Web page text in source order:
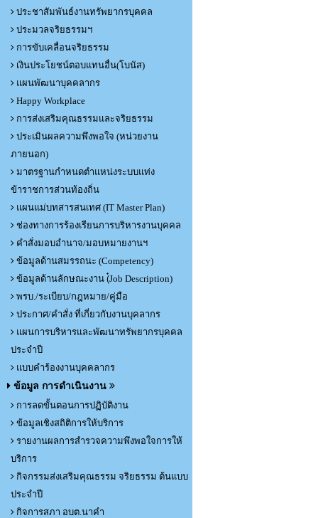
ประชาสัมพันธ์งานทรัพยากรบุคคล
ประมวลจริยธรรมฯ
การขับเคลื่อนจริยธรรม
เงินประโยชน์ตอบแทนอื่น(โบนัส)
แผนพัฒนาบุคคลากร
Happy Workplace
การส่งเสริมคุณธรรมและจริยธรรม
ประเมินผลความพึงพอใจ (หน่วยงาน
ภายนอก)
มาตรฐานกำหนดตำแหน่งระบบแท่ง
ข้าราชการส่วนท้องถิ่น
แผนแม่บทสารสนเทศ (IT Master Plan)
ช่องทางการร้องเรียนการบริหารงานบุคคล
คำสั่งมอบอำนาจ/มอบหมายงานฯ
ข้อมูลด้านสมรรถนะ (Competency)
ข้อมูลด้านลักษณะงาน (๋Job Description)
พรบ./ระเบียบ/กฎหมาย/คู่มือ
ประกาศ/คำสั่ง ที่เกี่ยวกับงานบุคลากร
แผนการบริหารและพัฒนาทรัพยากรบุคคล
ประจำปี
แบบคำร้องงานบุคคลากร
ข้อมูล การดำเนินงาน
การลดขั้นตอนการปฏิบัติงาน
ข้อมูลเชิงสถิติการให้บริการ
รายงานผลการสำรวจความพึงพอใจการให้
บริการ
กิจกรรมส่งเสริมคุณธรรม จริยธรรม ต้นแบบ
ประจำปี
กิจการสภา อบต.นาคำ